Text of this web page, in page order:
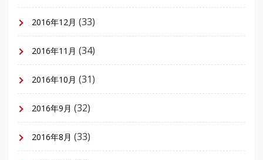
2016年12月 (33)
2016年11月 (34)
2016年10月 (31)
2016年9月 (32)
2016年8月 (33)